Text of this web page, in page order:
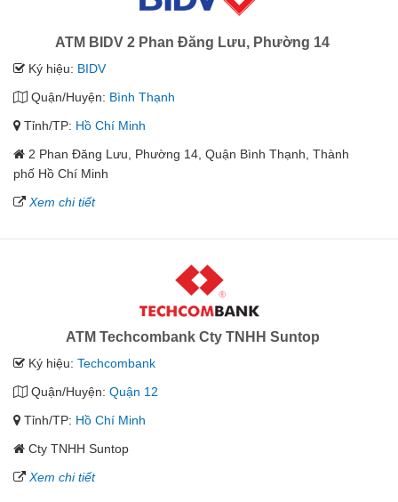
ATM BIDV 2 Phan Đăng Lưu, Phường 14
Ký hiệu: BIDV
Quận/Huyện: Bình Thạnh
Tỉnh/TP: Hồ Chí Minh
2 Phan Đăng Lưu, Phường 14, Quận Bình Thạnh, Thành
phố Hồ Chí Minh
Xem chi tiết
ATM Techcombank Cty TNHH Suntop
Ký hiệu: Techcombank
Quận/Huyện: Quận 12
Tỉnh/TP: Hồ Chí Minh
Cty TNHH Suntop
Xem chi tiết